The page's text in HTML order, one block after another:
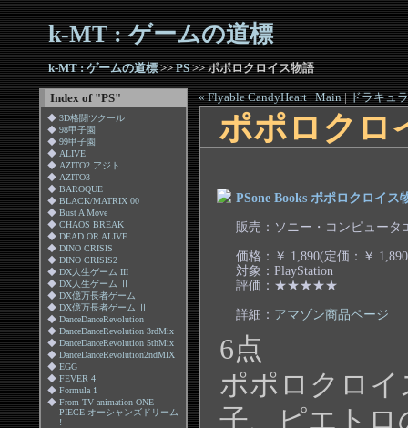
k-MT : ゲームの道標
k-MT : ゲームの道標>>PS>> ポポロクロイス物語
Index of "PS"
◆ 3D格闘ツクール
◆ 98甲子園
◆ 99甲子園
◆ ALIVE
◆ AZITO2 アジト
◆ AZITO3
◆ BAROQUE
◆ BLACK/MATRIX 00
◆ Bust A Move
◆ CHAOS BREAK
◆ DEAD OR ALIVE
◆ DINO CRISIS
◆ DINO CRISIS2
◆ DX人生ゲーム III
◆ DX人生ゲーム Ⅱ
◆ DX億万長者ゲーム
◆ DX億万長者ゲーム Ⅱ
◆ DanceDanceRevolution
◆ DanceDanceRevolution 3rdMix
◆ DanceDanceRevolution 5thMix
◆ DanceDanceRevolution2ndMIX
◆ EGG
◆ FEVER 4
◆ Formula 1
◆ From TV animation ONE
PIECE オーシャンズドリーム
!
« Flyable CandyHeart|Main|ドラキュ
ポポロクロ
PSone Books ポポロクロイス
販売：ソニー・コンピュータ
価格：￥ 1,890(定価：￥
対象：PlayStation
評価：★★★★★
詳細： アマゾン商品ページ
6点
ポポロクロ
子、ピエトロ